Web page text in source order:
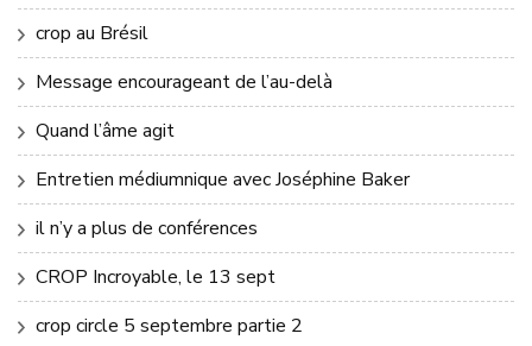
crop au Brésil
Message encourageant de l’au-delà
Quand l’âme agit
Entretien médiumnique avec Joséphine Baker
il n’y a plus de conférences
CROP Incroyable, le 13 sept
crop circle 5 septembre partie 2